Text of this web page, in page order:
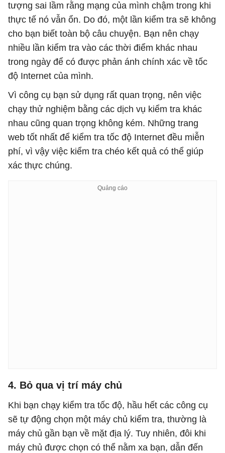
tượng sai lầm rằng mạng của mình chậm trong khi
thực tế nó vẫn ổn. Do đó, một lần kiểm tra sẽ không
cho bạn biết toàn bộ câu chuyện. Bạn nên chạy
nhiều lần kiểm tra vào các thời điểm khác nhau
trong ngày để có được phản ánh chính xác về tốc
độ Internet của mình.
Vì công cụ bạn sử dụng rất quan trọng, nên việc
chạy thử nghiệm bằng các dịch vụ kiểm tra khác
nhau cũng quan trọng không kém. Những trang
web tốt nhất để kiểm tra tốc độ Internet đều miễn
phí, vì vậy việc kiểm tra chéo kết quả có thể giúp
xác thực chúng.
4. Bỏ qua vị trí máy chủ
Khi bạn chạy kiểm tra tốc độ, hầu hết các công cụ
sẽ tự động chọn một máy chủ kiểm tra, thường là
máy chủ gần bạn về mặt địa lý. Tuy nhiên, đôi khi
máy chủ được chọn có thể nằm xa bạn, dẫn đến